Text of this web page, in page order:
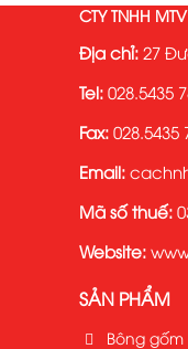
CTY TNHH
Địa chỉ: 27
Tel: 028.5435
Fax: 028.5435
Email:
Mã số thuế:
Website:
SẢN PHẨM
Bông